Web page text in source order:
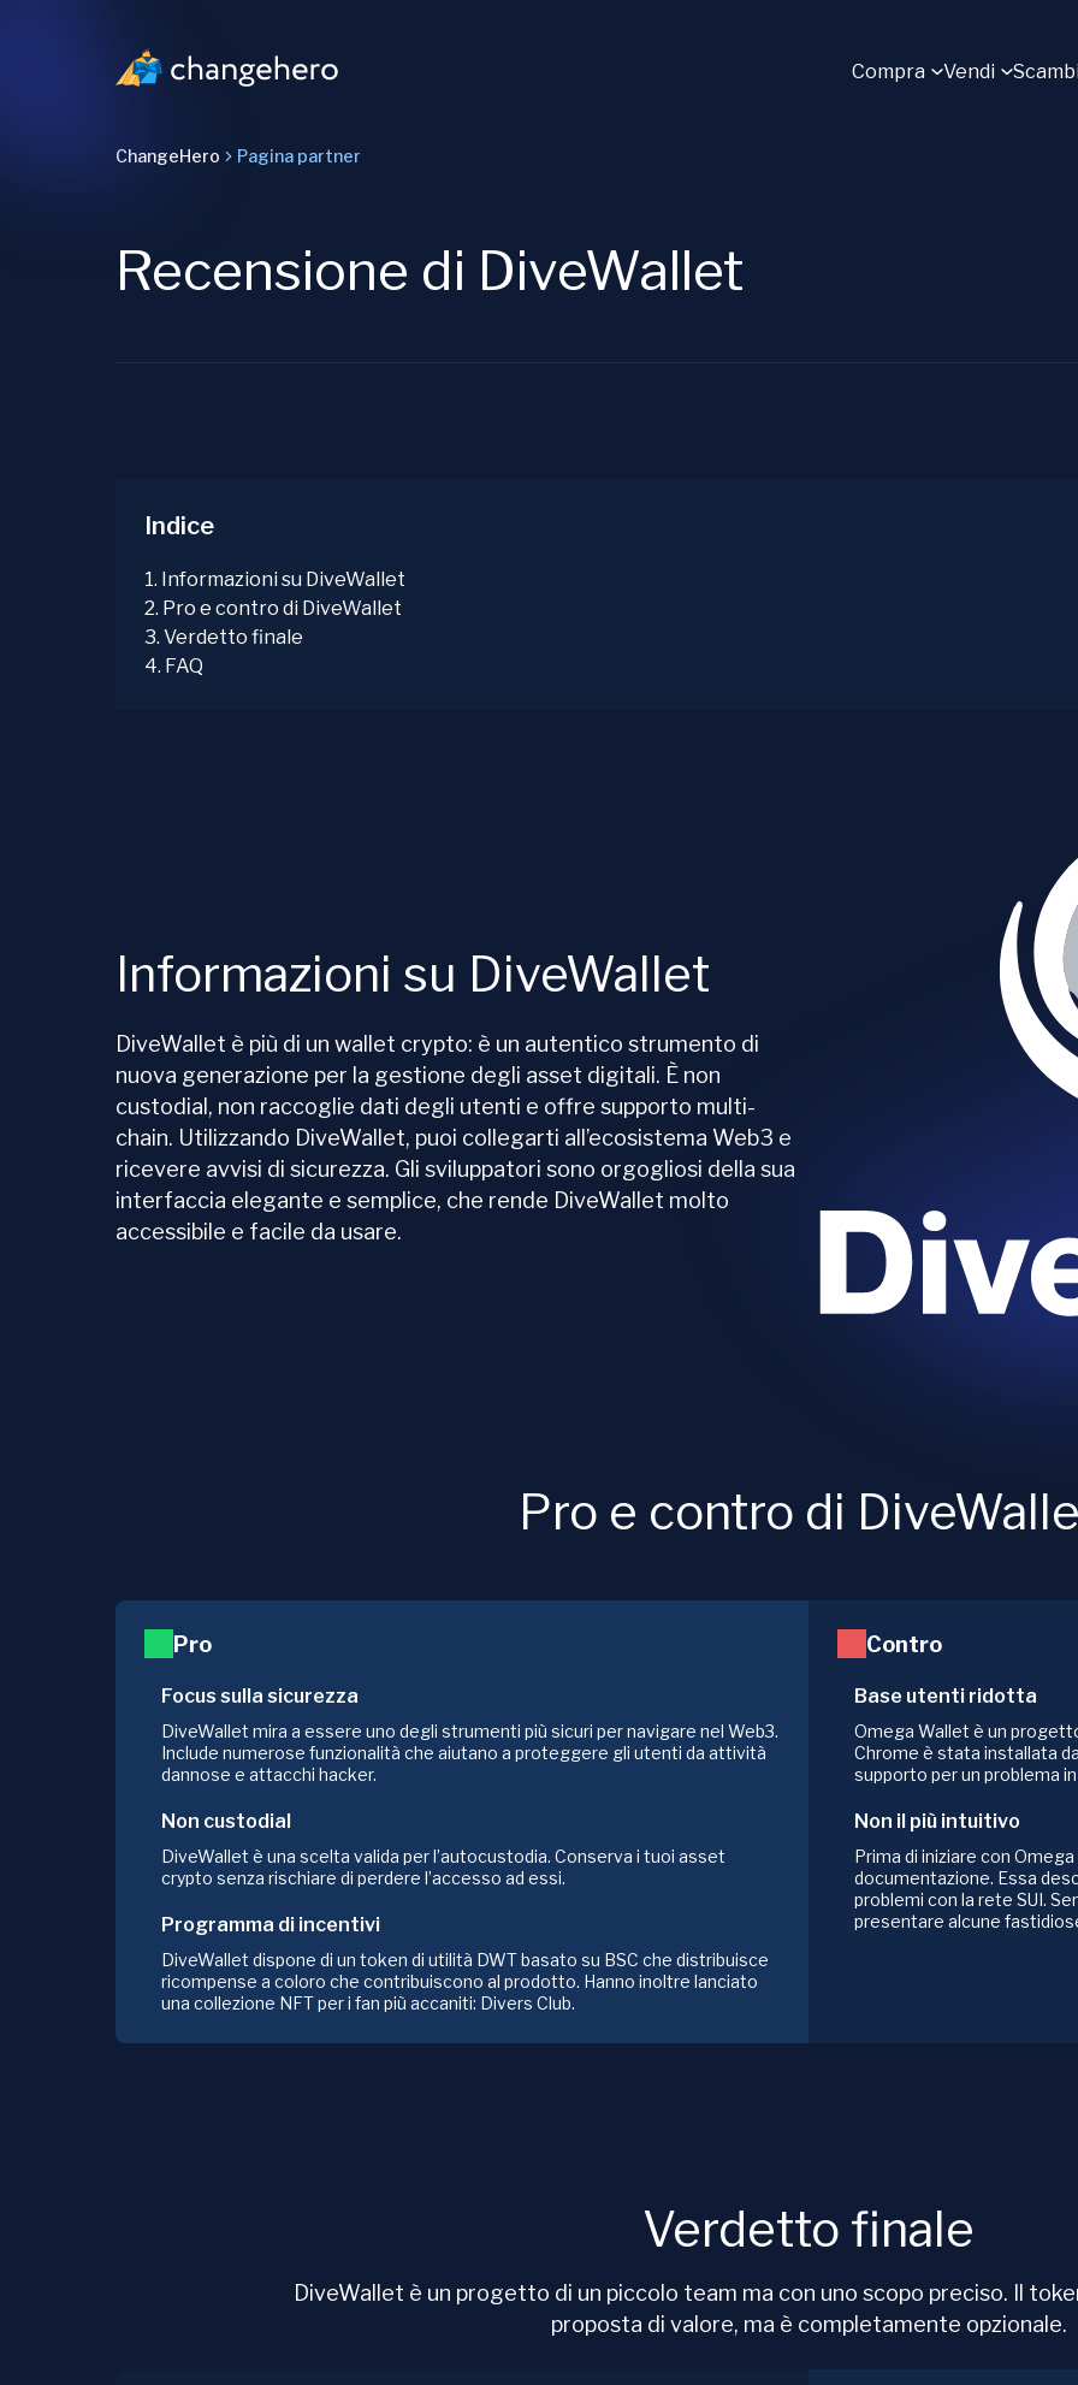
Compra Vendi
ChangeHero Pagina partner
Recensione di DiveWallet
Indice
1. Informazioni su DiveWallet
2. Pro e contro di DiveWallet
3. Verdetto finale
4. FAQ
Informazioni su DiveWallet
DiveWallet è più di un wallet crypto: è un autentico strumento di
nuova generazione per la gestione degli asset digitali. È non
custodial, non raccoglie dati degli utenti e offre supporto multi-
chain. Utilizzando DiveWallet, puoi collegarti all’ecosistema Web3 e
ricevere avvisi di sicurezza. Gli sviluppatori sono orgogliosi della sua
interfaccia elegante e semplice, che rende DiveWallet molto
accessibile e facile da usare.
Pro e contro di
Pro
Focus sulla sicurezza
DiveWallet mira a essere uno degli strumenti più sicuri per navigare nel Web3.
Include numerose funzionalità che aiutano a proteggere gli utenti da attività
dannose e attacchi hacker.
Non custodial
DiveWallet è una scelta valida per l’autocustodia. Conserva i tuoi asset
crypto senza rischiare di perdere l’accesso ad essi.
Programma di incentivi
DiveWallet dispone di un token di utilità DWT basato su BSC che distribuisce
ricompense a coloro che contribuiscono al prodotto. Hanno inoltre lanciato
una collezione NFT per i fan più accaniti: Divers Club.
Contro
Base utenti ridotta
Omega Wallet è un
Chrome è stata installata
supporto per un problema
Non il più intuitivo
Prima di iniziare con
documentazione. Essa
problemi con la rete SUI.
presentare alcune
Verdetto finale
DiveWallet è un progetto di un piccolo team ma con uno scopo preciso. Il
proposta di valore, ma è completamente opzionale.